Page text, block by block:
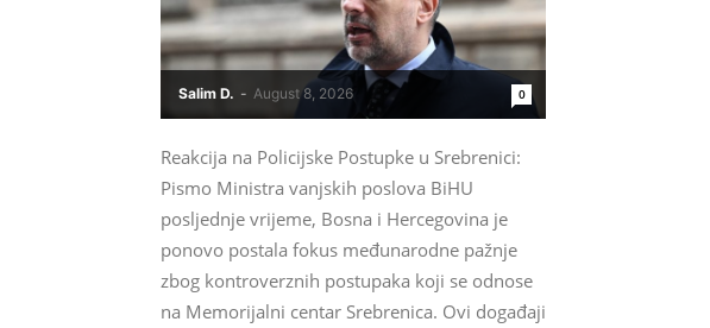
Salim D. - August 8, 2026 0
Reakcija na Policijske Postupke u Srebrenici:
Pismo Ministra vanjskih poslova BiHU
posljednje vrijeme, Bosna i Hercegovina je
ponovo postala fokus međunarodne pažnje
zbog kontroverznih postupaka koji se odnose
na Memorijalni centar Srebrenica. Ovi događaji